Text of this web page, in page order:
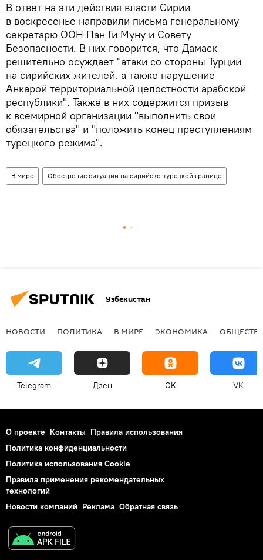
В ответ на эти действия власти Сирии
в воскресенье направили письма генеральному
секретарю ООН Пан Ги Муну и Совету
Безопасности. В них говорится, что Дамаск
решительно осуждает "атаки со стороны Турции
на сирийских жителей, а также нарушение
Анкарой территориальной целостности арабской
республики". Также в них содержится призыв
к всемирной организации "выполнить свои
обязательства" и "положить конец преступлениям
турецкого режима".
В мире Обострение ситуации на сирийско-турецкой границе
Узбекистан
НОВОСТИ ПОЛИТИКА В МИРЕ ЭКОНОМИКА
Telegram Дзен OK VK
О проекте Контакты Правила использования
Политика конфиденциальности
Политика использования Cookie
Правила применения рекомендательных
технологий
Новости компаний Реклама Обратная связь